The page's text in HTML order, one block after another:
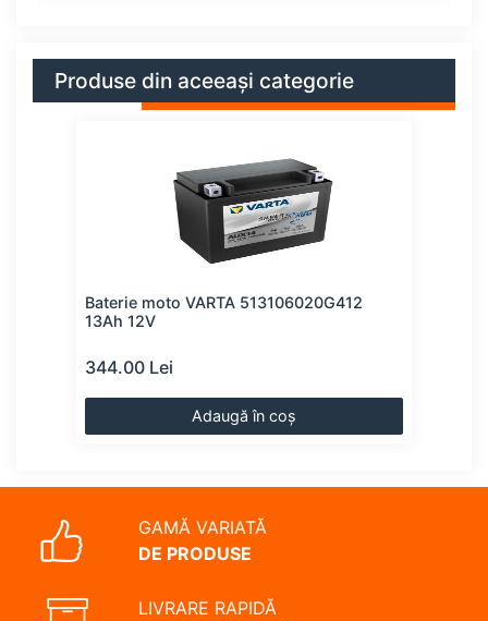
Produse din aceeași categorie
Baterie moto VARTA 513106020G412
13Ah 12V
344.00 Lei
Adaugă în coș
GAMĂ VARIATĂ
DE PRODUSE
LIVRARE RAPIDĂ